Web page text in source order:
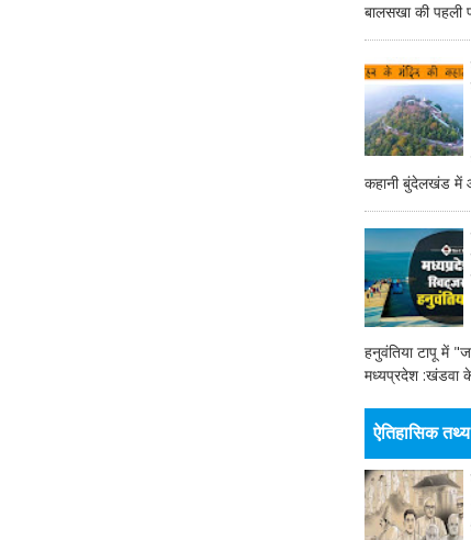
बालसखा की पहली
कहानी बुंदेलखंड में
हनुवंतिया टापू में
मध्यप्रदेश :खंडवा
ऐतिहासिक तथ्य